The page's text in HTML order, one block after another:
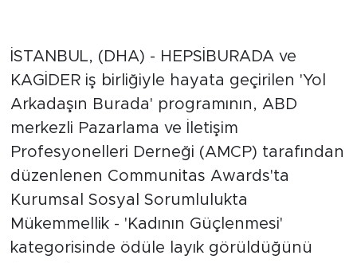
İSTANBUL, (DHA) - HEPSİBURADA ve
KAGİDER iş birliğiyle hayata geçirilen 'Yol
Arkadaşın Burada' programının, ABD
merkezli Pazarlama ve İletişim
Profesyonelleri Derneği (AMCP) tarafından
düzenlenen Communitas Awards'ta
Kurumsal Sosyal Sorumlulukta
Mükemmellik - 'Kadının Güçlenmesi'
kategorisinde ödüle layık görüldüğünü